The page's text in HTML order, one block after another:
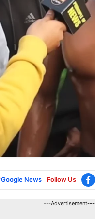
Google News Follow Us
---Advertisement---